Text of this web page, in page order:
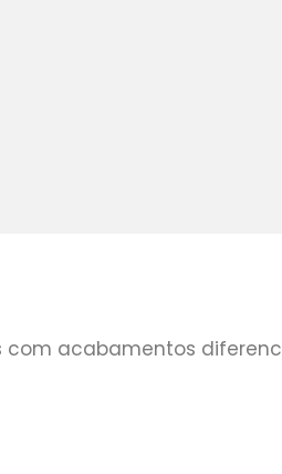
acabamentos